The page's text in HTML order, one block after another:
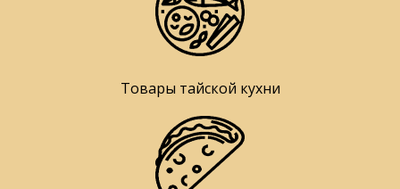
Товары тайской кухни